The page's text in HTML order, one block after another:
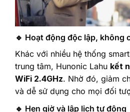
🔹 Hoạt động độc lập, không
Khác với nhiều hệ thống
trung tâm, Hunonic Lahu kết
WiFi 2.4GHz. Nhờ đó, giảm
và dễ sử dụng cho mọi đối
🔹 Hẹn giờ và lập lịch tự động